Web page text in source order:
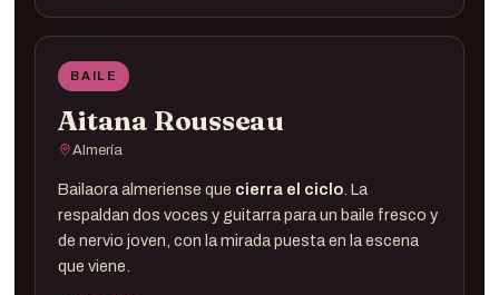
Cante · Esmeralda Rancapino
Compás ·
Cajón ·
BAILE
Aitana Rousseau
Almería
Bailaora almeriense que cierra el ciclo . La
respaldan dos voces y guitarra para un baile fresco y
de nervio joven, con la mirada puesta en la escena
que viene.